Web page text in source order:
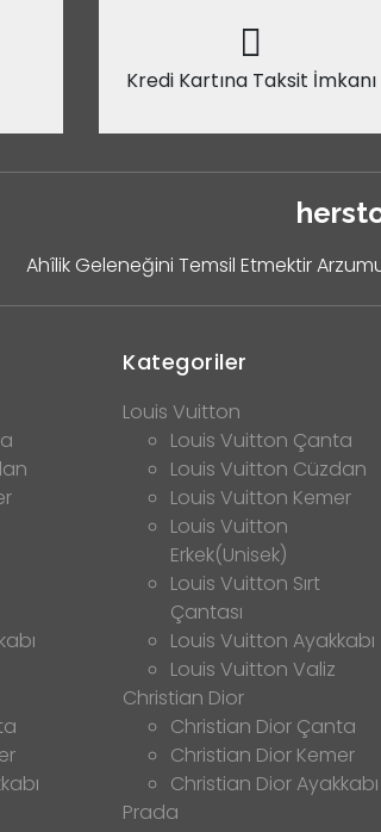
Kredi Kartına Taksit İmkanı
Ahîlik Geleneğini Temsil Etmektir
Kategoriler
Louis Vuitton
Louis Vuitton Çanta
Louis Vuitton Cüzdan
Louis Vuitton Kemer
Louis Vuitton
Erkek(Unisek)
Louis Vuitton Sırt
Çantası
Louis Vuitton Ayakkabı
Louis Vuitton Valiz
Christian Dior
Christian Dior Çanta
Christian Dior Kemer
Christian Dior Ayakkabı
Prada